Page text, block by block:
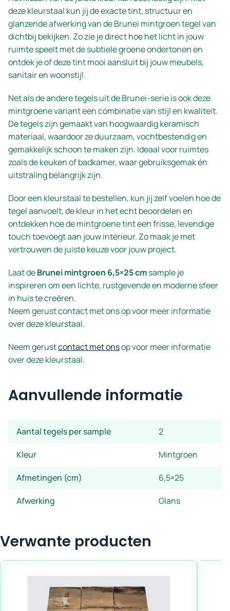
deze kleurstaal kun jij de exacte tint, structuur en
glanzende afwerking van de Brunei mintgroen tegel van
dichtbij bekijken. Zo zie je direct hoe het licht in jouw
ruimte speelt met de subtiele groene ondertonen en
ontdek je of deze tint mooi aansluit bij jouw meubels,
sanitair en woonstijl.
Net als de andere tegels uit de Brunei-serie is ook deze
mintgroene variant een combinatie van stijl en kwaliteit.
De tegels zijn gemaakt van hoogwaardig keramisch
materiaal, waardoor ze duurzaam, vochtbestendig en
gemakkelijk schoon te maken zijn. Ideaal voor ruimtes
zoals de keuken of badkamer, waar gebruiksgemak én
uitstraling belangrijk zijn.
Door een kleurstaal te bestellen, kun jij zelf voelen hoe de
tegel aanvoelt, de kleur in het echt beoordelen en
ontdekken hoe de mintgroene tint een frisse, levendige
touch toevoegt aan jouw interieur. Zo maak je met
vertrouwen de juiste keuze voor jouw project.
Laat deBrunei mintgroen 6,5×25 cmsample je
inspireren om een lichte, rustgevende en moderne sfeer
in huis te creëren.
Neem gerust contact met ons op voor meer informatie
over deze kleurstaal.
Neem gerustcontact met onsop voor meer informatie
over deze kleurstaal.
Aanvullende informatie
Aantal tegels per sample 2
Kleur Mintgroen
Afmetingen (cm) 6,5×25
Afwerking Glans
Verwante producten